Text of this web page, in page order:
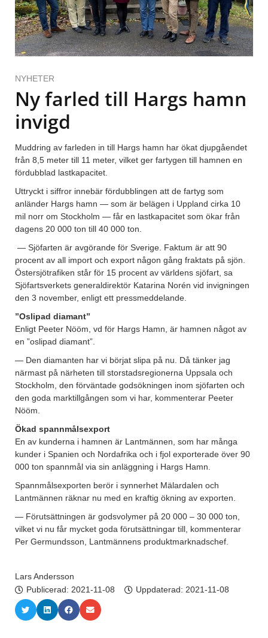
NYHETER
Ny farled till Hargs hamn
invigd
Muddring av farleden in till Hargs hamn har ökat djupgåendet
från 8,5 meter till 11 meter, vilket ger fartygen till hamnen en
fördubblad lastkapacitet.
Uttryckt i siffror innebär fördubblingen att de fartyg som
anländer Hargs hamn — som är belägen i Uppland cirka 10
mil norr om Stockholm — får en lastkapacitet som ökar från
dagens 20 000 ton till 40 000 ton.
— Sjöfarten är avgörande för Sverige. Faktum är att 90
procent av all import och export någon gång fraktats på sjön.
Östersjötrafiken står för 15 procent av världens sjöfart, sa
Sjöfartsverkets generaldirektör Katarina Norén vid invigningen
den 3 november, enligt ett pressmeddelande.
”Oslipad diamant”
Enligt Peeter Nööm, vd för Hargs Hamn, är hamnen något av
en ”oslipad diamant”.
— Den diamanten har vi börjat slipa på nu. Då tänker jag
närmast på närheten till storstadsregionerna Uppsala och
Stockholm, den förväntade godsökningen inom sjöfarten och
den goda marktillgången som vi har, kommenterar Peeter
Nööm.
Ökad spannmålsexport
En av kunderna i hamnen är Lantmännen, som har många
kunder i Spanien och Nordafrika och i fjol exporterade över 90
000 ton spannmål via sin anläggning i Hargs Hamn.
Spannmålsexporten berör i synnerhet Mälardalen och
Lantmännen räknar nu med en kraftig ökning av exporten.
— Förutsättningen är godsvolymer på 20 000 – 30 000 ton,
vilket vi nu får mycket goda förutsättningar till, kommenterar
Per Germundsson, Lantmännens produktmarknadschef.
Lars Andersson
Publicerad: 2021-11-08 Uppdaterad: 2021-11-08